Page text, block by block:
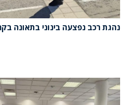
נהגת רכב נפצעה בינוני בתאונה